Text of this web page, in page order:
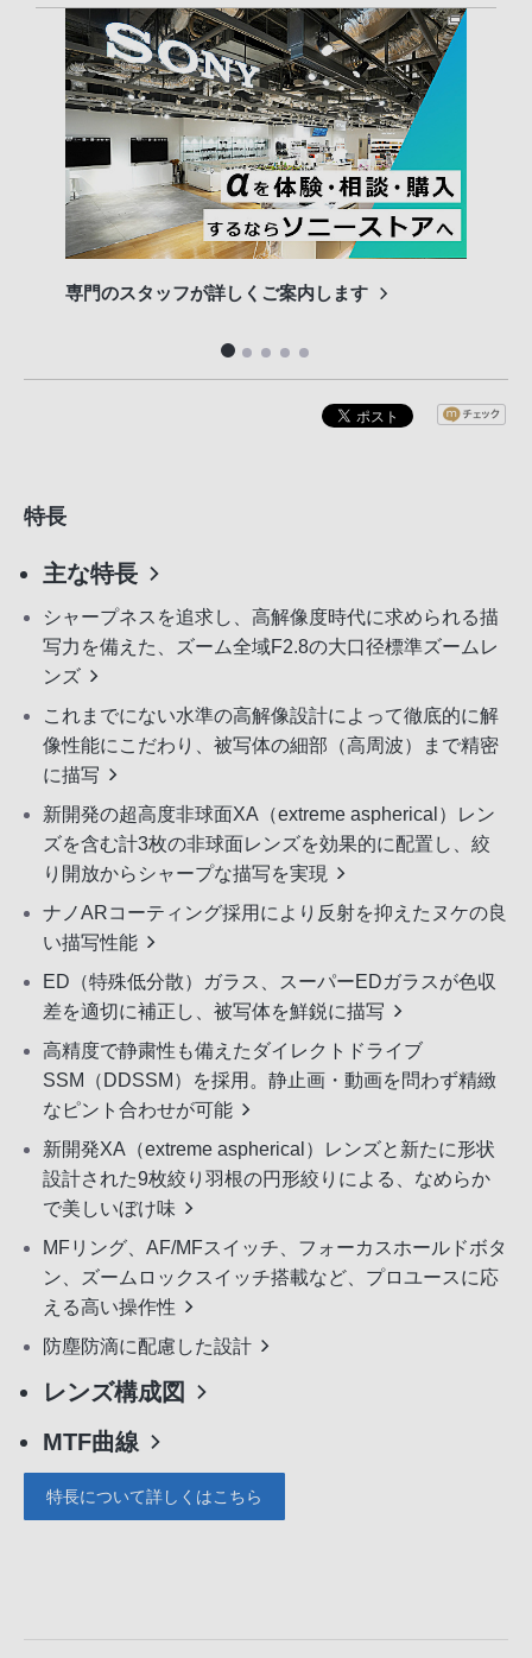
専門のスタッフが詳しくご案内します
特長
主な特長
シャープネスを追求し、高解像度時代に求められる描
写力を備えた、ズーム全域F2.8の大口径標準ズームレ
ンズ
これまでにない水準の高解像設計によって徹底的に解
像性能にこだわり、被写体の細部（高周波）まで精密
に描写
新開発の超高度非球面XA（extreme aspherical）レン
ズを含む計3枚の非球面レンズを効果的に配置し、絞
り開放からシャープな描写を実現
ナノARコーティング採用により反射を抑えたヌケの良
い描写性能
ED（特殊低分散）ガラス、スーパーEDガラスが色収
差を適切に補正し、被写体を鮮鋭に描写
高精度で静粛性も備えたダイレクトドライブ
SSM（DDSSM）を採用。静止画・動画を問わず精緻
なピント合わせが可能
新開発XA（extreme aspherical）レンズと新たに形状
設計された9枚絞り羽根の円形絞りによる、なめらか
で美しいぼけ味
MFリング、AF/MFスイッチ、フォーカスホールドボタ
ン、ズームロックスイッチ搭載など、プロユースに応
える高い操作性
防塵防滴に配慮した設計
レンズ構成図
MTF曲線
特長について詳しくはこちら